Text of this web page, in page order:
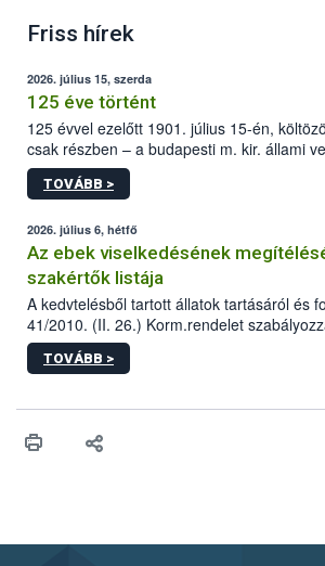
Friss hírek
2026. július 15, szerda
125 éve történt
125 évvel ezelőtt 1901. július 15-én,
csak részben – a budapesti m. kir. állami
állomás a Kis Rókus utca 15. szám alatti,
tervezett új épületébe.
TOVÁBB >
2026. július 6, hétfő
Az ebek viselkedésének
szakértők listája
A kedvtelésből tartott állatok tartásáról és
41/2010. (II. 26.) Korm.rendelet
sérülés, illetve ennek veszélye
hatósági feladatokat, valamint a veszélyes
vonni az ebek viselkedésének
TOVÁBB >